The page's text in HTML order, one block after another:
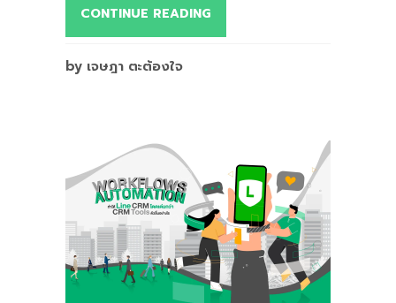
CONTINUE READING
by เจษฎา ตะต้องใจ